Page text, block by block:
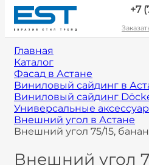
+7
Главная
Каталог
Фасад в Астане
Виниловый сайдинг в
Виниловый сайдинг
Универсальные
Внешний угол в Астане
Внешний угол 75/15, банан
Внешний угол